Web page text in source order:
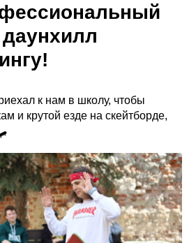
к нам в школу, чтобы
и крутой езде на скейтборде,